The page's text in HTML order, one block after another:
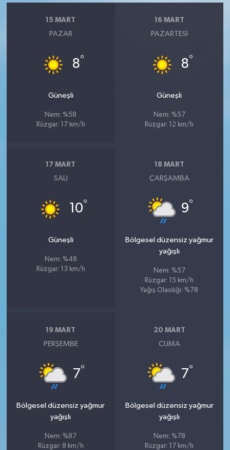
15 MART
PAZAR
8°
Güneşli
Nem: %58
Rüzgar: 17 km/h
16 MART
PAZARTESI
8°
Güneşli
Nem: %57
Rüzgar: 12 km/h
17 MART
SALI
10°
Güneşli
Nem: %48
Rüzgar: 13 km/h
18 MART
ÇARŞAMBA
9°
Bölgesel düzensiz yağmur
yağışlı
Nem: %57
Rüzgar: 15 km/h
Yağış Olasılığı: %78
19 MART
PERŞEMBE
7°
Bölgesel düzensiz yağmur
yağışlı
Nem: %87
Rüzgar: 8 km/h
20 MART
CUMA
7°
Bölgesel düzensiz yağmur
yağışlı
Nem: %78
Rüzgar: 17 km/h